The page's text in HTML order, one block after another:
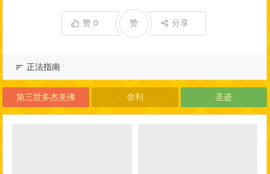
赞0 分享
赞
正法指南
第三世多杰羌佛 舍利 圣迹